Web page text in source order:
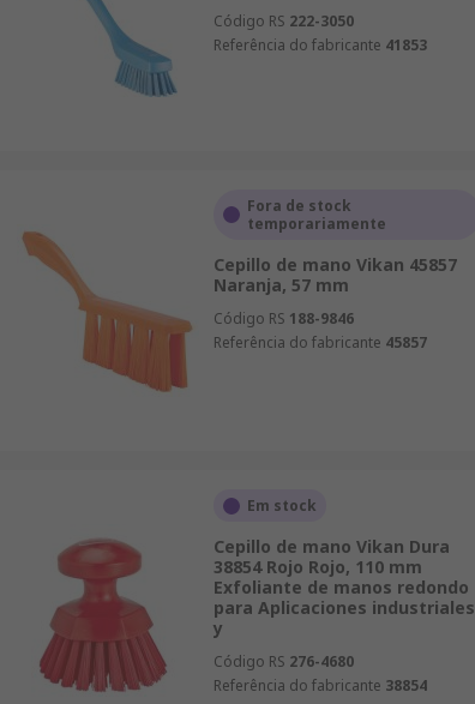
Código RS 222-3050
Referência do fabricante 41853
Fora de stock
temporariamente
Cepillo de mano Vikan 45857
Naranja, 57 mm
Código RS 188-9846
Referência do fabricante 45857
Em stock
Cepillo de mano Vikan Dura
38854 Rojo Rojo, 110 mm
Exfoliante de manos redondo
para Aplicaciones industriales
y
Código RS 276-4680
Referência do fabricante 38854